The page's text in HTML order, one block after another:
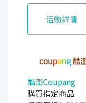
活動詳情
酷澎Coupang
購買指定商品